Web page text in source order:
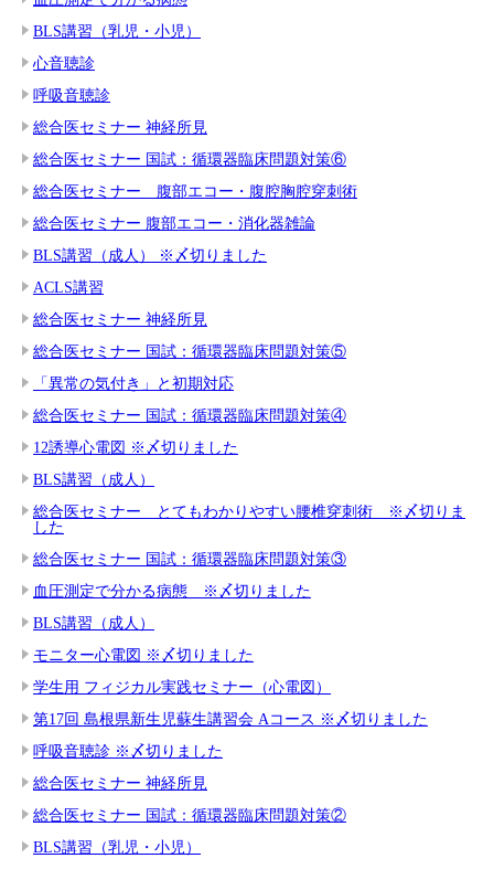
BLS講習（乳児・小児）
心音聴診
呼吸音聴診
総合医セミナー 神経所見
総合医セミナー 国試：循環器臨床問題対策⑥
総合医セミナー 腹部エコー・腹腔胸腔穿刺術
総合医セミナー 腹部エコー・消化器雑論
BLS講習（成人） ※〆切りました
ACLS講習
総合医セミナー 神経所見
総合医セミナー 国試：循環器臨床問題対策⑤
「異常の気付き」と初期対応
総合医セミナー 国試：循環器臨床問題対策④
12誘導心電図 ※〆切りました
BLS講習（成人）
総合医セミナー とてもわかりやすい腰椎穿刺術 ※〆切りま
した
総合医セミナー 国試：循環器臨床問題対策③
血圧測定で分かる病態 ※〆切りました
BLS講習（成人）
モニター心電図 ※〆切りました
学生用 フィジカル実践セミナー（心電図）
第17回 島根県新生児蘇生講習会 Aコース ※〆切りました
呼吸音聴診 ※〆切りました
総合医セミナー 神経所見
総合医セミナー 国試：循環器臨床問題対策②
BLS講習（乳児・小児）